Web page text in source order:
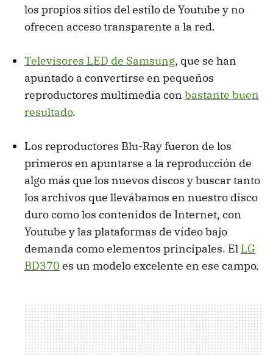
los propios sitios del estilo de Youtube y no
ofrecen acceso transparente a la red.
Televisores LED de Samsung, que se han
apuntado a convertirse en pequeños
reproductores multimedia con bastante buen
resultado.
Los reproductores Blu-Ray fueron de los
primeros en apuntarse a la reproducción de
algo más que los nuevos discos y buscar tanto
los archivos que llevábamos en nuestro disco
duro como los contenidos de Internet, con
Youtube y las plataformas de vídeo bajo
demanda como elementos principales. El LG
BD370 es un modelo excelente en ese campo.